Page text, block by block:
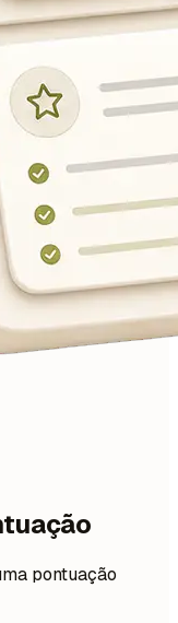
pontuação